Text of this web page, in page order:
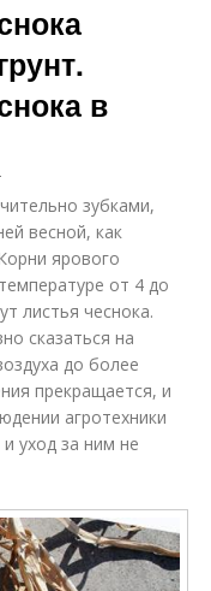
в
зубками,
весной, как
ярового
от 4 до
листья чеснока.
сказаться на
до более
прекращается, и
агротехники
уход за ним не